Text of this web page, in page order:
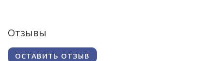
Отзывы
ОСТАВИТЬ ОТЗЫВ